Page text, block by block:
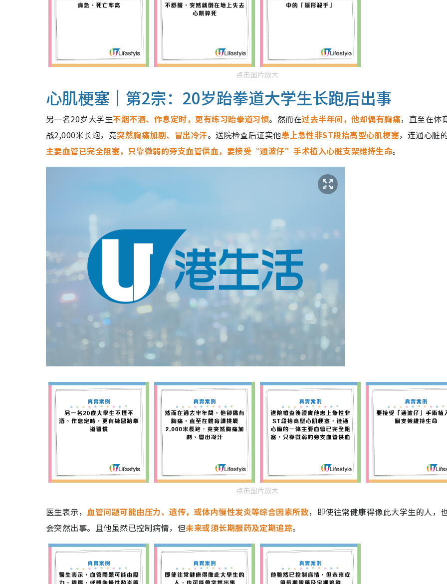
点击图片放大
心肌梗塞｜第2宗：20岁跆拳道大学生长跑后出事
另一名20岁大学生不烟不酒、作息定时，更有练习跆拳道习惯。然而在过去半年间，他却偶有胸痛，直至在体
战2,000米长跑，竟突然胸痛加剧、冒出冷汗。送院检查后证实他患上急性非ST段抬高型心肌梗塞，连通心脏
主要血管已完全阻塞，只靠微弱的旁支血管供血，要接受“通波仔”手术植入心脏支架维持生命。
点击图片放大
医生表示，血管问题可能由压力、遗传，或体内慢性发炎等综合因素所致，即使往常健康得像此大学生的人，
会突然出事。且他虽然已控制病情，但未来或须长期服药及定期追踪。